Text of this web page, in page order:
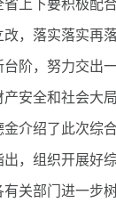
，落实落实再
阶，努力交出
安全和社会大局
绍了此次综
，组织开展好
关部门进一步